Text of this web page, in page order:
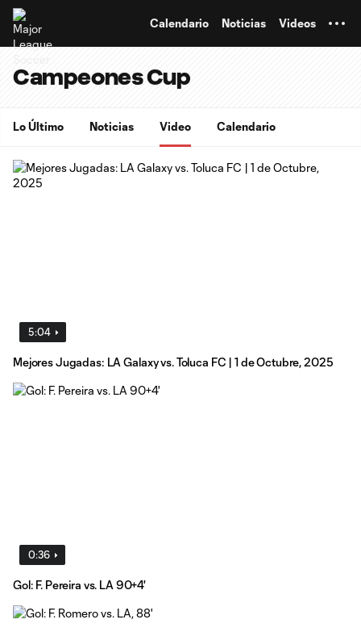
Calendario Noticias Videos
Campeones Cup
Lo Último Noticias Video Calendario
5:04
Mejores Jugadas: LA Galaxy vs. Toluca FC | 1 de Octubre, 2025
0:36
Gol: F. Pereira vs. LA 90+4'